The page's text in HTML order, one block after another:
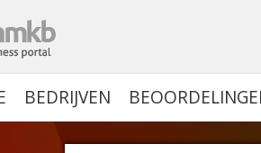
BEDRIJVEN